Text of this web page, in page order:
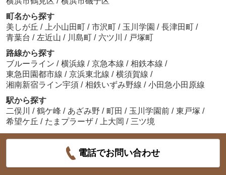
町名から探す
美しが丘 / 上小山田町 / 市沢町 / 玉川学園 / 長津田町 /
青葉台 / 左近山 / 川島町 / 六ツ川 / 戸塚町
路線から探す
ブルーライン / 横浜線 / 京急本線 / 相鉄本線 /
東急田園都市線 / 京浜東北線 / 横須賀線 /
湘南新宿ライン宇須 / 相鉄いずみ野線 / 小田急小田原線
駅から探す
二俣川
/ 鶴ケ峰 / あざみ野 / 町田 / 玉川学園前 / 東戸塚 /
希望ケ丘 / たまプラーザ / 上大岡 / 三ツ境
電話でお問い合わせ